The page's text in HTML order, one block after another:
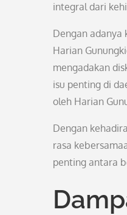
integral dari
Dengan adanya
Harian
mengadakan
isu penting di
oleh Harian
Dengan
rasa
penting antara